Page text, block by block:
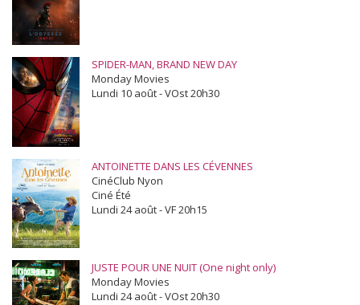
SPIDER-MAN, BRAND NEW DAY
Monday Movies
Lundi 10 août - VOst 20h30
ANTOINETTE DANS LES CÉVENNES
CinéClub Nyon
Ciné Été
Lundi 24 août - VF 20h15
JUSTE POUR UNE NUIT (One night only)
Monday Movies
Lundi 24 août - VOst 20h30